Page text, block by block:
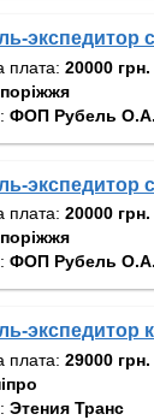
экспедитор
плата: 20000 грн.
ФОП Рубель О.А.
экспедитор
плата: 20000 грн.
ФОП Рубель О.А.
экспедитор
плата: 29000 грн.
Этения Транс